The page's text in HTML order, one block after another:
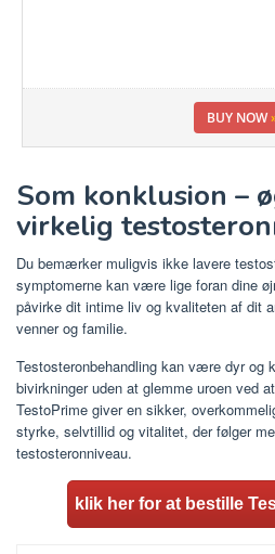
BUY NOW
Som konklusion –
virkelig
Du bemærker muligvis ikke lavere
symptomerne kan være lige foran dine
påvirke dit intime liv og kvaliteten af ​​dit
venner og familie.
Testosteronbehandling kan være dyr og
bivirkninger uden at glemme uroen ved
TestoPrime giver en sikker,
styrke, selvtillid og vitalitet, der følger
testosteronniveau.
klik her for at bestille